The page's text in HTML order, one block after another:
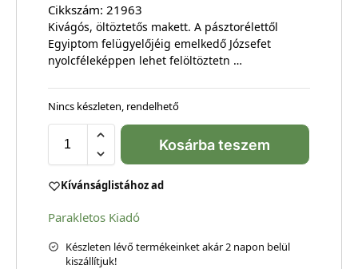
Cikkszám: 21963
Kivágós, öltöztetős makett. A pásztorélettől
Egyiptom felügyelőjéig emelkedő Józsefet
nyolcféleképpen lehet felöltöztetn …
Nincs készleten, rendelhető
Kosárba teszem
Kívánságlistához ad
Parakletos Kiadó
Készleten lévő termékeinket akár 2 napon belül
kiszállítjuk!